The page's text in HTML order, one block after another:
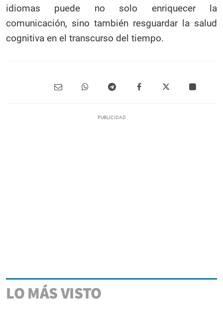
idiomas puede no solo enriquecer la
comunicación, sino también resguardar la salud
cognitiva en el transcurso del tiempo.
LO MÁS VISTO